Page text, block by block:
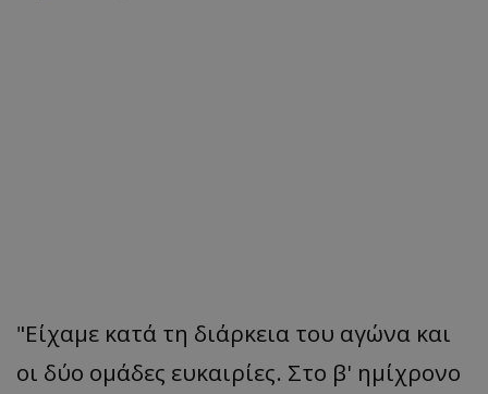
"Είχαμε κατά τη διάρκεια του αγώνα και
οι δύο ομάδες ευκαιρίες. Στο β' ημίχρονο